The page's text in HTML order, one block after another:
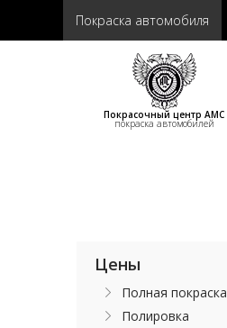
Покраска автомобиля
Покрасочный центр АМС
покраска автомобилей
Цены
Полная покраска
Полировка